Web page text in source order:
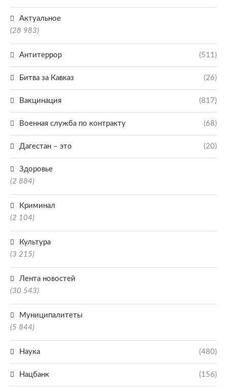
Актуальное
(28 983)
Антитеррор (511)
Битва за Кавказ (26)
Вакцинация (817)
Военная служба по контракту (68)
Дагестан – это (20)
Здоровье
(2 884)
Криминал
(2 104)
Культура
(3 215)
Лента новостей
(30 543)
Муниципалитеты
(5 844)
Наука (480)
Нацбанк (156)